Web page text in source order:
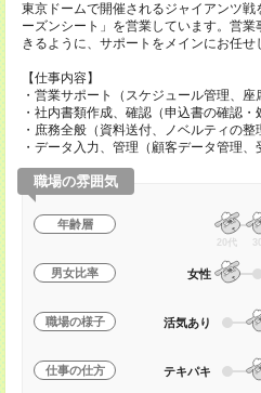
東京ドームで開催されるジャイアンツ
ーズンシート」を営業しています。営
きるように、サポートをメインにお任せ
【仕事内容】
・営業サポート（スケジュール管理、座
・社内書類作成、確認（申込書の確認・
・庶務全般（資料送付、ノベルティの整
・データ入力、管理（顧客データ管理、
職場の雰囲気
年齢層
20代 30
男女比率 女性
職場の様子 活気あり
仕事の仕方 テキパキ